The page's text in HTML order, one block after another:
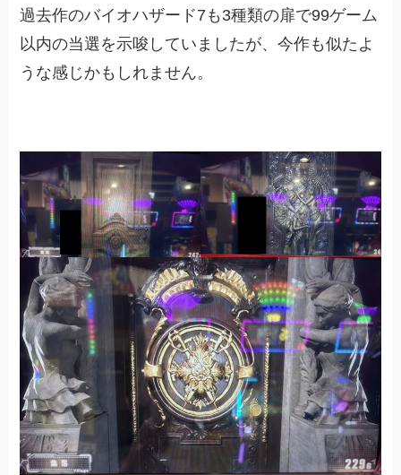
過去作のバイオハザード7も3種類の扉で99ゲーム
以内の当選を示唆していましたが、今作も似たよ
うな感じかもしれません。